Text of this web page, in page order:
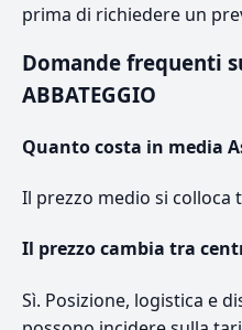
prima di richiedere un
Domande frequenti
ABBATEGGIO
Quanto costa in media
Il prezzo medio si colloca
Il prezzo cambia tra
Sì. Posizione, logistica e